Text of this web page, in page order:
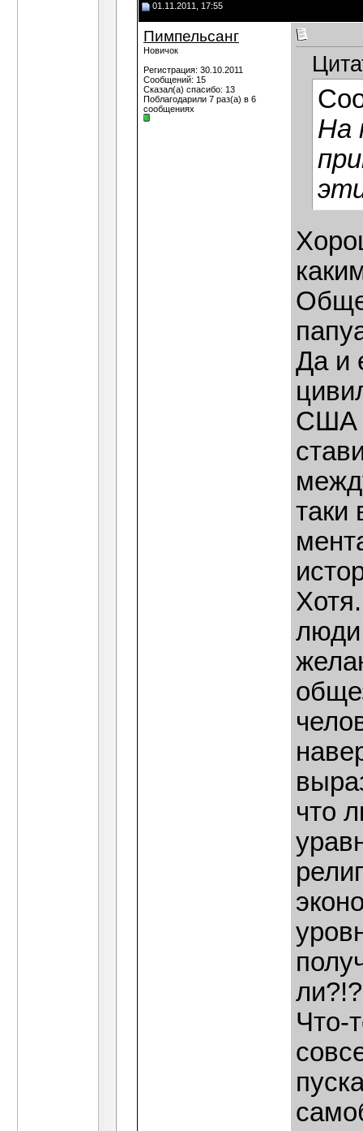
01.11.2011, 17:55
Пимпельсанг
Новичок
Регистрация: 30.10.2011
Сообщений: 15
Сказал(а) спасибо: 13
Поблагодарили 7 раз(а) в 6
сообщениях
На
Да и
США
таки
что
Что-